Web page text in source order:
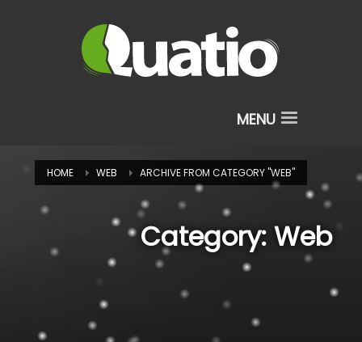
HOME WEB ARCHIVE FROM CATEGORY "WEB"
Category: Web